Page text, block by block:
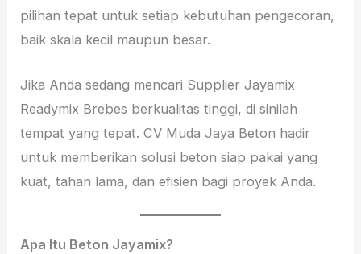
pilihan tepat untuk setiap kebutuhan pengecoran,
baik skala kecil maupun besar.
Jika Anda sedang mencari Supplier Jayamix
Readymix Brebes berkualitas tinggi, di sinilah
tempat yang tepat. CV Muda Jaya Beton hadir
untuk memberikan solusi beton siap pakai yang
kuat, tahan lama, dan efisien bagi proyek Anda.
Apa Itu Beton Jayamix?